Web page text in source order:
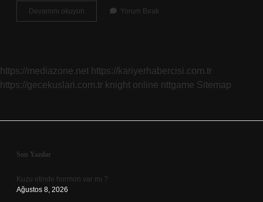
Devamını okuyun
Litre
Yorum Bırak
https://mediazone.net https://kariyerhabercisi.com.tr
https://gecekuslari.com.tr knight online nttgame Sitemap
Sidebar
Son Yazılar
Kuzu etinde hormon var mı ?
Ağustos 8, 2026